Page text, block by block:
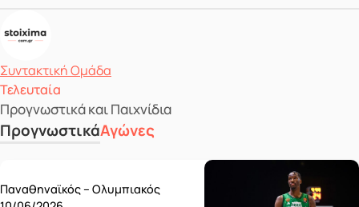
Τελευταία
Προγνωστικά και Παιχνίδια
ΠρογνωστικάΑγώνες
Παναθηναϊκός – Ολυμπιακός
Δημοσιεύτηκε από
Συντακτική Ομάδα